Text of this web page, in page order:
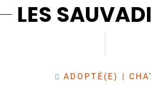
LES
ADOPTÉ(E) |